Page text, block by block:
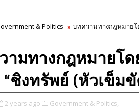
& Politics
บทความทางกฎหมายโ
ามทางกฎหมายโ
“ชิงทรัพย์ (หัวเข็
2 years ago Government & Politics,